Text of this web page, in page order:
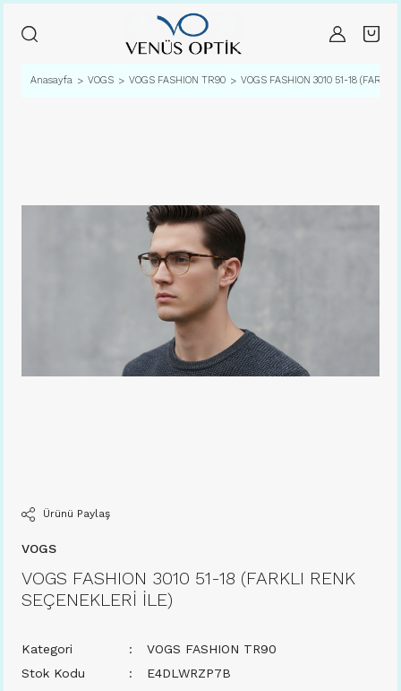
Anasayfa VOGS VOGS FASHION TR90 VOGS FASHION 3010 51-18
Ürünü Paylaş
VOGS
VOGS FASHION 3010 51-18 (FARKLI RENK
SEÇENEKLERİ İLE)
Kategori
VOGS FASHION TR90
Stok Kodu
E4DLWRZP7B